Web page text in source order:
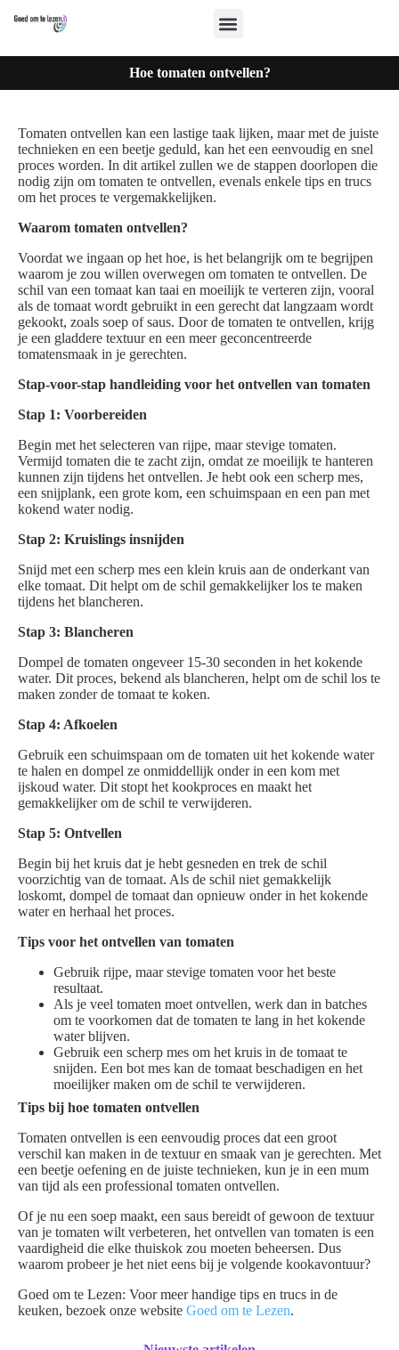
Hoe tomaten ontvellen?
Tomaten ontvellen kan een lastige taak lijken, maar met de juiste
technieken en een beetje geduld, kan het een eenvoudig en snel
proces worden. In dit artikel zullen we de stappen doorlopen die
nodig zijn om tomaten te ontvellen, evenals enkele tips en trucs
om het proces te vergemakkelijken.
Waarom tomaten ontvellen?
Voordat we ingaan op het hoe, is het belangrijk om te begrijpen
waarom je zou willen overwegen om tomaten te ontvellen. De
schil van een tomaat kan taai en moeilijk te verteren zijn, vooral
als de tomaat wordt gebruikt in een gerecht dat langzaam wordt
gekookt, zoals soep of saus. Door de tomaten te ontvellen, krijg
je een gladdere textuur en een meer geconcentreerde
tomatensmaak in je gerechten.
Stap-voor-stap handleiding voor het ontvellen van tomaten
Stap 1: Voorbereiden
Begin met het selecteren van rijpe, maar stevige tomaten.
Vermijd tomaten die te zacht zijn, omdat ze moeilijk te hanteren
kunnen zijn tijdens het ontvellen. Je hebt ook een scherp mes,
een snijplank, een grote kom, een schuimspaan en een pan met
kokend water nodig.
Stap 2: Kruislings insnijden
Snijd met een scherp mes een klein kruis aan de onderkant van
elke tomaat. Dit helpt om de schil gemakkelijker los te maken
tijdens het blancheren.
Stap 3: Blancheren
Dompel de tomaten ongeveer 15-30 seconden in het kokende
water. Dit proces, bekend als blancheren, helpt om de schil los te
maken zonder de tomaat te koken.
Stap 4: Afkoelen
Gebruik een schuimspaan om de tomaten uit het kokende water
te halen en dompel ze onmiddellijk onder in een kom met
ijskoud water. Dit stopt het kookproces en maakt het
gemakkelijker om de schil te verwijderen.
Stap 5: Ontvellen
Begin bij het kruis dat je hebt gesneden en trek de schil
voorzichtig van de tomaat. Als de schil niet gemakkelijk
loskomt, dompel de tomaat dan opnieuw onder in het kokende
water en herhaal het proces.
Tips voor het ontvellen van tomaten
Gebruik rijpe, maar stevige tomaten voor het beste
resultaat.
Als je veel tomaten moet ontvellen, werk dan in batches
om te voorkomen dat de tomaten te lang in het kokende
water blijven.
Gebruik een scherp mes om het kruis in de tomaat te
snijden. Een bot mes kan de tomaat beschadigen en het
moeilijker maken om de schil te verwijderen.
Tips bij hoe tomaten ontvellen
Tomaten ontvellen is een eenvoudig proces dat een groot
verschil kan maken in de textuur en smaak van je gerechten. Met
een beetje oefening en de juiste technieken, kun je in een mum
van tijd als een professional tomaten ontvellen.
Of je nu een soep maakt, een saus bereidt of gewoon de textuur
van je tomaten wilt verbeteren, het ontvellen van tomaten is een
vaardigheid die elke thuiskok zou moeten beheersen. Dus
waarom probeer je het niet eens bij je volgende kookavontuur?
Goed om te Lezen: Voor meer handige tips en trucs in de
keuken, bezoek onze website Goed om te Lezen.